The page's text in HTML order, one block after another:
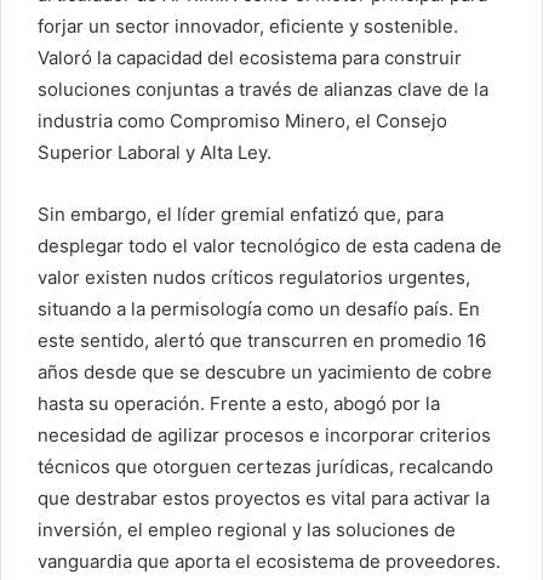
forjar un sector innovador, eficiente y sostenible.
Valoró la capacidad del ecosistema para construir
soluciones conjuntas a través de alianzas clave de la
industria como Compromiso Minero, el Consejo
Superior Laboral y Alta Ley.
Sin embargo, el líder gremial enfatizó que, para
desplegar todo el valor tecnológico de esta cadena de
valor existen nudos críticos regulatorios urgentes,
situando a la permisología como un desafío país. En
este sentido, alertó que transcurren en promedio 16
años desde que se descubre un yacimiento de cobre
hasta su operación. Frente a esto, abogó por la
necesidad de agilizar procesos e incorporar criterios
técnicos que otorguen certezas jurídicas, recalcando
que destrabar estos proyectos es vital para activar la
inversión, el empleo regional y las soluciones de
vanguardia que aporta el ecosistema de proveedores.